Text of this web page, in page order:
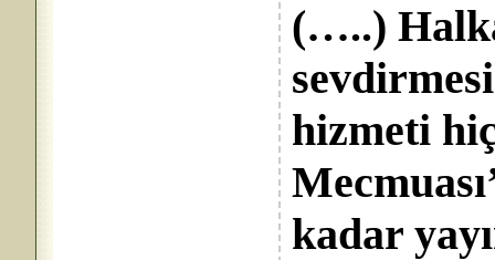
(…..)
hizmeti
kadar